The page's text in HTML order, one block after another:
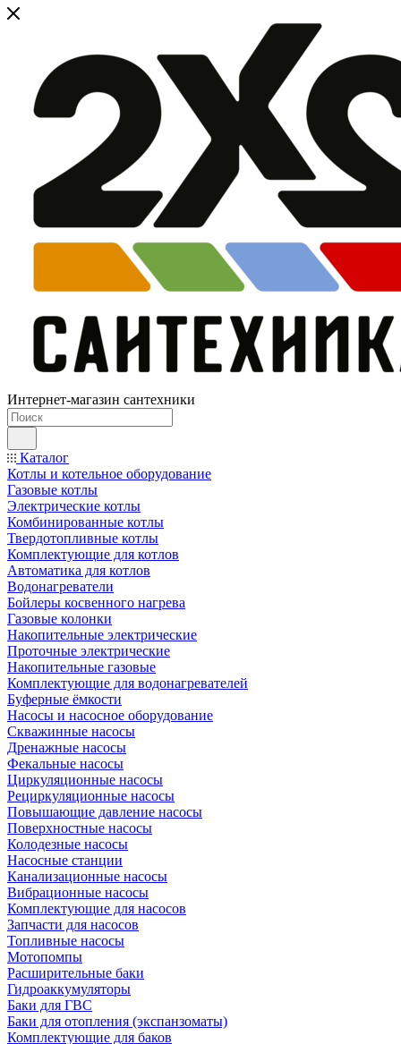
Интернет-магазин сантехники
Каталог
Котлы и котельное оборудование
Газовые котлы
Электрические котлы
Комбинированные котлы
Твердотопливные котлы
Комплектующие для котлов
Автоматика для котлов
Водонагреватели
Бойлеры косвенного нагрева
Газовые колонки
Накопительные электрические
Проточные электрические
Накопительные газовые
Комплектующие для водонагревателей
Буферные ёмкости
Насосы и насосное оборудование
Скважинные насосы
Дренажные насосы
Фекальные насосы
Циркуляционные насосы
Рециркуляционные насосы
Повышающие давление насосы
Поверхностные насосы
Колодезные насосы
Насосные станции
Канализационные насосы
Вибрационные насосы
Комплектующие для насосов
Запчасти для насосов
Топливные насосы
Мотопомпы
Расширительные баки
Гидроаккумуляторы
Баки для ГВС
Баки для отопления (экспанзоматы)
Комплектующие для баков